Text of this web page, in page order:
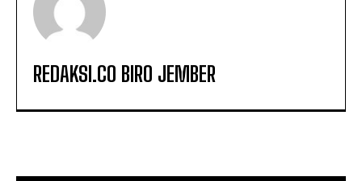
REDAKSI.CO BIRO JEMBER